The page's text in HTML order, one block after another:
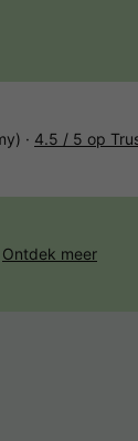
· 4.5 / 5 op
Ontdek meer